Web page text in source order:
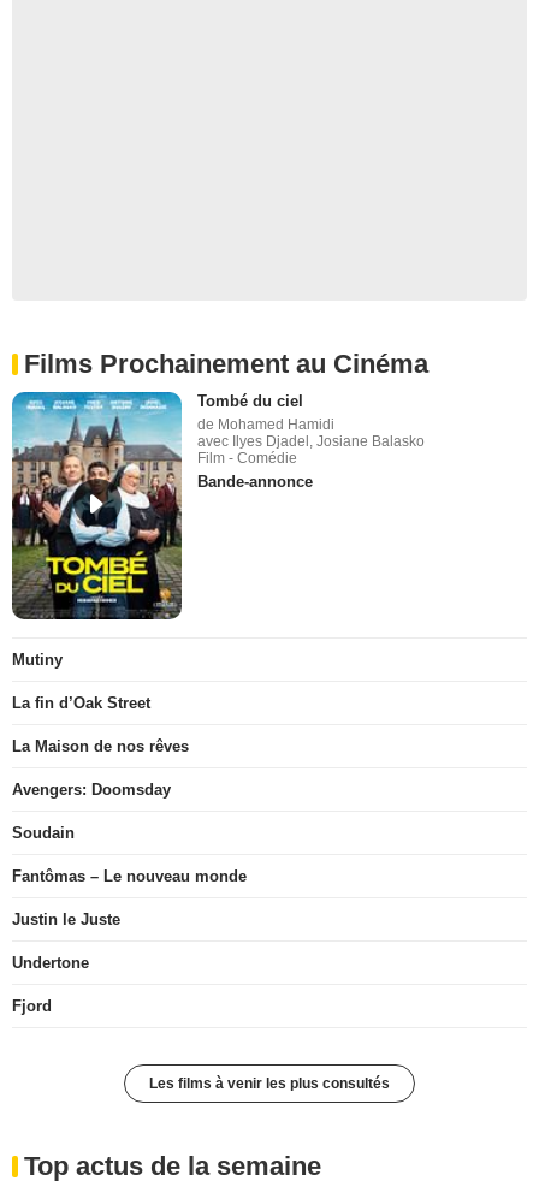
Films Prochainement au Cinéma
Tombé du ciel
de Mohamed Hamidi
avec Ilyes Djadel, Josiane Balasko
Film - Comédie
Bande-annonce
Mutiny
La fin d’Oak Street
La Maison de nos rêves
Avengers: Doomsday
Soudain
Fantômas – Le nouveau monde
Justin le Juste
Undertone
Fjord
Les films à venir les plus consultés
Top actus de la semaine